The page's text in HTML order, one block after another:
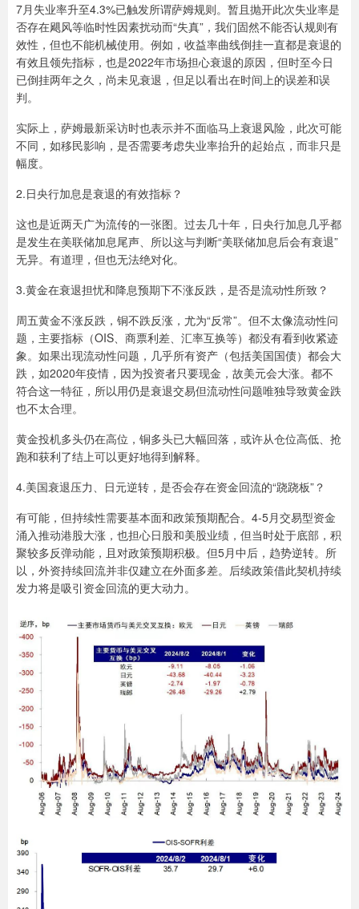
7月失业率升至4.3%已触发所谓萨姆规则。暂且抛开此次失业率是
否存在飓风等临时性因素扰动而“失真”，我们固然不能否认规则有
效性，但也不能机械使用。例如，收益率曲线倒挂一直都是衰退的
有效且领先指标，也是2022年市场担心衰退的原因，但时至今日
已倒挂两年之久，尚未见衰退，但足以看出在时间上的误差和误
判。
实际上，萨姆最新采访时也表示并不面临马上衰退风险，此次可能
不同，如移民影响，是否需要考虑失业率抬升的起始点，而非只是
幅度。
2️.日央行加息是衰退的有效指标？
这也是近两天广为流传的一张图。过去几十年，日央行加息几乎都
是发生在美联储加息尾声、所以这与判断“美联储加息后会有衰退”
无异。有道理，但也无法绝对化。
3️.黄金在衰退担忧和降息预期下不涨反跌，是否是流动性所致？
周五黄金不涨反跌，铜不跌反涨，尤为“反常”。但不太像流动性问
题，主要指标（OIS、商票利差、汇率互换等）都没有看到收紧迹
象。如果出现流动性问题，几乎所有资产（包括美国国债）都会大
跌，如2020年疫情，因为投资者只要现金，故美元会大涨。都不
符合这一特征，所以用仍是衰退交易但流动性问题唯独导致黄金跌
也不太合理。
黄金投机多头仍在高位，铜多头已大幅回落，或许从仓位高低、抢
跑和获利了结上可以更好地得到解释。
4️.美国衰退压力、日元逆转，是否会存在资金回流的“跷跷板”？
有可能，但持续性需要基本面和政策预期配合。4-5月交易型资金
涌入推动港股大涨，也担心日股和美股业绩，但当时处于底部，积
聚较多反弹动能，且对政策预期积极。但5月中后，趋势逆转。所
以，外资持续回流并非仅建立在外面多差。后续政策借此契机持续
发力将是吸引资金回流的更大动力。